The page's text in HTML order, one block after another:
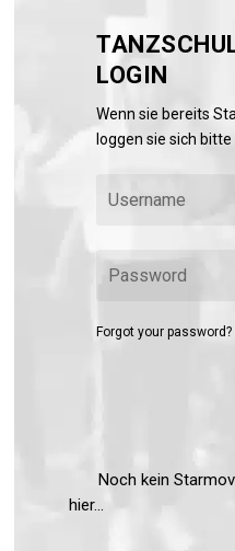
LOGIN
Wenn sie bereits
loggen sie sich bitte
Forgot your password?
Noch kein
hier...